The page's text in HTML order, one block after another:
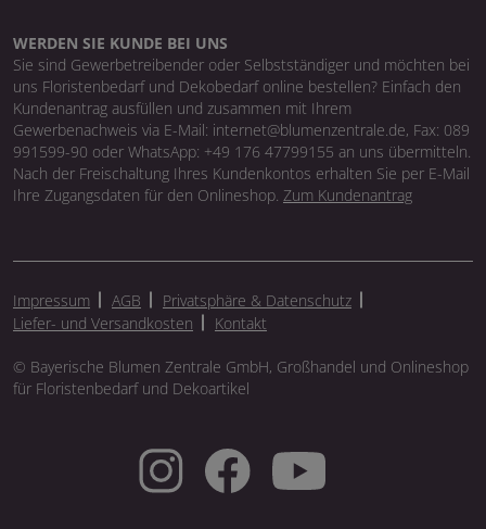
WERDEN SIE KUNDE BEI UNS
Sie sind Gewerbetreibender oder Selbstständiger und möchten bei
uns Floristenbedarf und Dekobedarf online bestellen? Einfach den
Kundenantrag ausfüllen und zusammen mit Ihrem
Gewerbenachweis via E-Mail: internet@blumenzentrale.de, Fax: 089
991599-90 oder WhatsApp: +49 176 47799155 an uns übermitteln.
Nach der Freischaltung Ihres Kundenkontos erhalten Sie per E-Mail
Ihre Zugangsdaten für den Onlineshop. Zum Kundenantrag
Impressum AGB
Privatsphäre & Datenschutz
Liefer- und Versandkosten
Kontakt
© Bayerische Blumen Zentrale GmbH, Großhandel und Onlineshop
für Floristenbedarf und Dekoartikel